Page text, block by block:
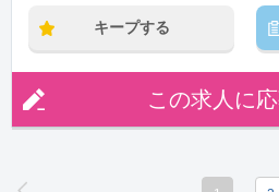
※残業：5〜20時間程度/月
※時短：扶養内勤務可能
キープする
この求人に